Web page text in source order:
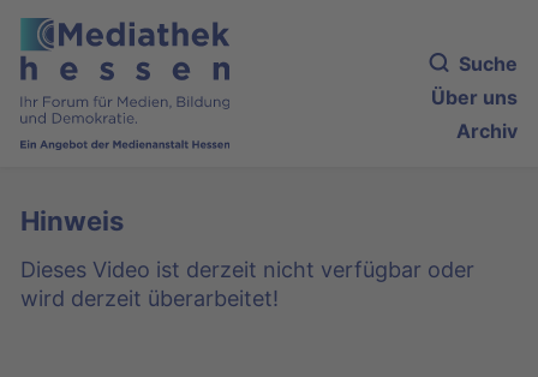
Suche
Über uns
Archiv
Hinweis
Dieses Video ist derzeit nicht verfügbar oder
wird derzeit überarbeitet!